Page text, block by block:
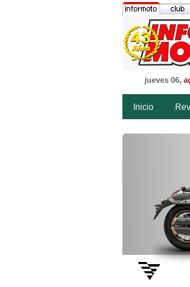
jueves 06,
Inicio